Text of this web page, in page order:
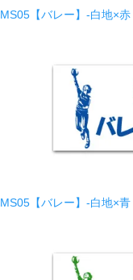
MS05【バレー】-白地×赤
MS05【バレー】-白地×青